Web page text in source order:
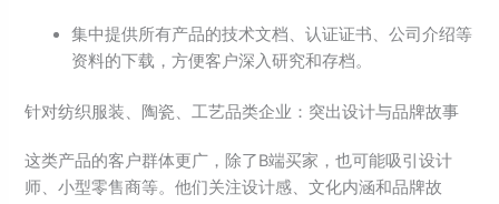
集中提供所有产品的技术文档、认证证书、公司介绍等
资料的下载，方便客户深入研究和存档。
针对纺织服装、陶瓷、工艺品类企业：突出设计与品牌故事
这类产品的客户群体更广，除了B端买家，也可能吸引设计
师、小型零售商等。他们关注设计感、文化内涵和品牌故